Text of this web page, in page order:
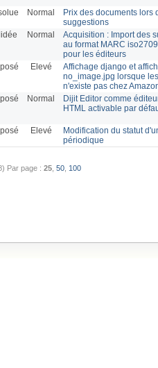
Normal
Prix des documents lors
suggestions
Normal
Acquisition : Import des
au format MARC
pour les éditeurs
Elevé
Affichage django et
no_image.jpg lorsque
n'existe pas chez
Normal
Dijit Editor comme
HTML activable par
Elevé
Modification du statut
périodique
Par page : 25 50 100